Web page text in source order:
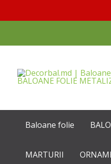
Baloane folie
MARTURII